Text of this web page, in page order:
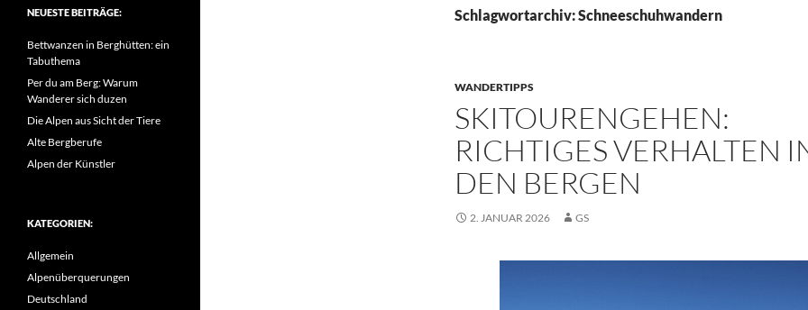
Schlagwortarchiv: Schneeschuhwandern
WANDERTIPPS
SKITOURENGEHEN:
RICHTIGES VERHALTEN
DEN BERGEN
2. JANUAR 2026 GS
NEUESTE BEITRÄGE:
Bettwanzen in Berghütten: ein
Tabuthema
Per du am Berg: Warum
Wanderer sich duzen
Die Alpen aus Sicht der Tiere
Alte Bergberufe
Alpen der Künstler
KATEGORIEN:
Allgemein
Alpenüberquerungen
Deutschland